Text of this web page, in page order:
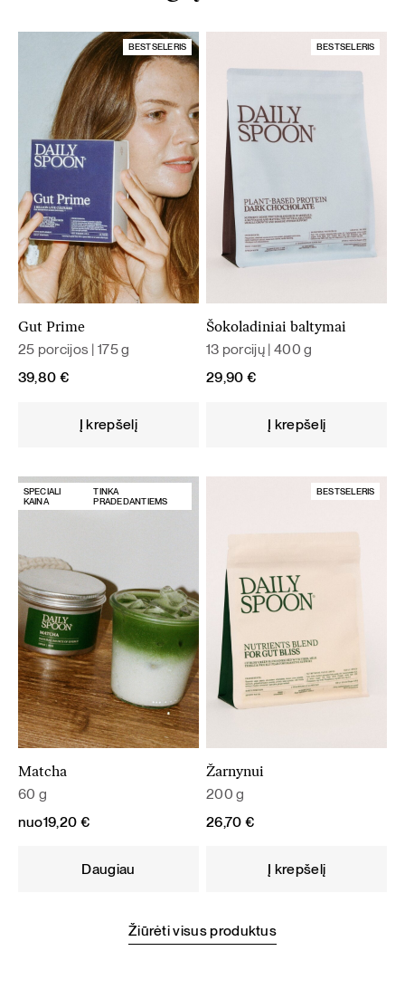
BESTSELERIS
Gut Prime
25 porcijos | 175 g
39,80 €
Į krepšelį
BESTSELERIS
Šokoladiniai baltymai
13 porcijų | 400 g
29,90 €
Į krepšelį
SPECIALI
KAINA
TINKA
PRADEDANTIEMS
Matcha
60 g
nuo19,20 €
Daugiau
BESTSELERIS
Žarnynui
200 g
26,70 €
Į krepšelį
Žiūrėti visus produktus